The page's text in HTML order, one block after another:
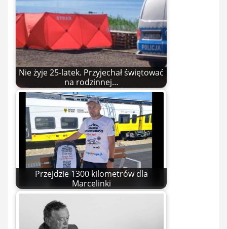
Nie żyje 25-latek. Przyjechał świętować
na rodzinnej…
Przejdzie 1300 kilometrów dla
Marcelinki